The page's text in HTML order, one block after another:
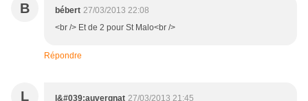
B bébert 27/03/2013 22:08
<br /> Et de 2 pour St Malo<br />
Répondre
L l&#039;auvergnat 27/03/2013 21:45